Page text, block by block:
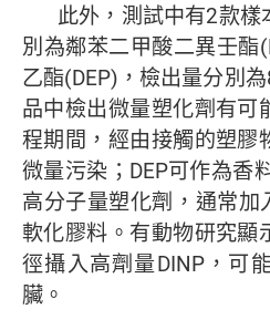
此外，測試中有2款
別為鄰苯二甲酸二異壬酯
乙酯(DEP)，檢出量分別
品中檢出微量塑化劑有可
程期間，經由接觸的塑膠
微量污染；DEP可作為香
高分子量塑化劑，通常加
軟化膠料。有動物研究顯
徑攝入高劑量DINP，可
臟。